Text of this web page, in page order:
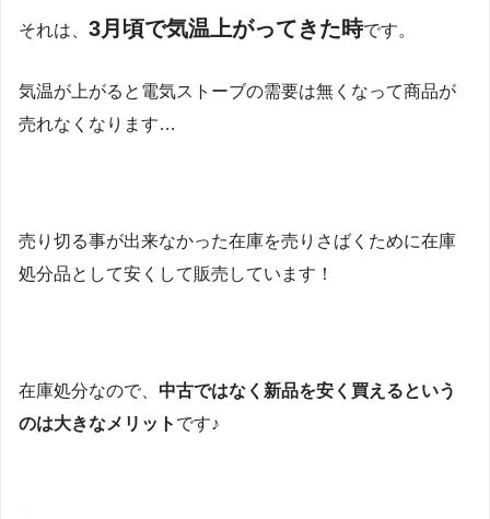
それは、 3月頃で気温上がってきた時です。
気温が上がると電気ストーブの需要は無くなって商品が
売れなくなります…
売り切る事が出来なかった在庫を売りさばくために在庫
処分品として安くして販売しています！
在庫処分なので、 中古ではなく新品を安く買えるという
のは大きなメリット です♪